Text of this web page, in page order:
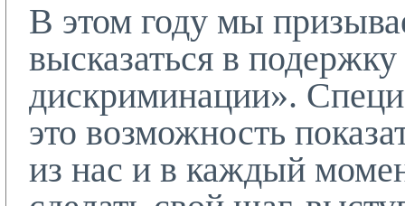
В этом году мы
высказаться в
дискриминации».
это возможность
из нас и в каждый